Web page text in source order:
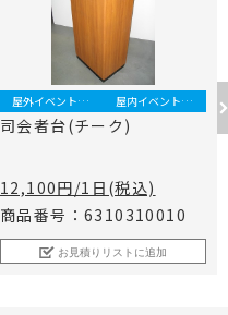
屋外イベント事業 屋内イベント事業
司会者台(チーク)
12,100円/1日(税込)
商品番号：6310310010
お見積りリストに追加